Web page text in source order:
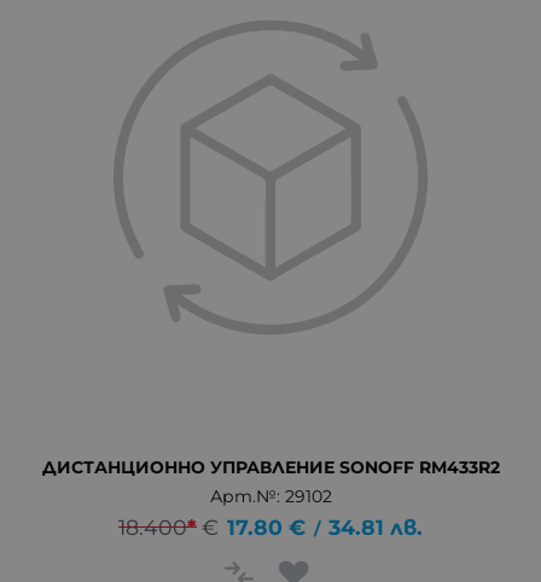
ДИСТАНЦИОННО УПРАВЛЕНИЕ SONOFF RM433R2
Арт.№: 29102
18.400*€ 17.80 € / 34.81 лв.